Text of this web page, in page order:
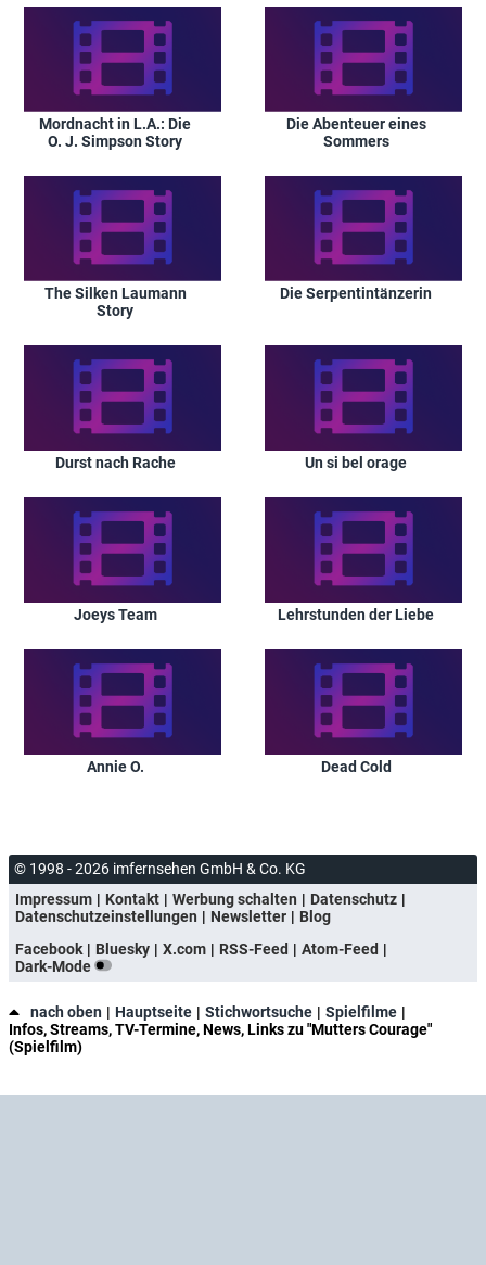
Mordnacht in L.A.: Die
O. J. Simpson Story
Die Abenteuer eines
Sommers
The Silken Laumann
Story
Die Serpentintänzerin
Durst nach Rache Un si bel orage
Joeys Team Lehrstunden der Liebe
Annie O. Dead Cold
© 1998 - 2026 imfernsehen GmbH & Co. KG
Impressum
Kontakt Werbung schalten
Datenschutz
Datenschutzeinstellungen
Newsletter
Blog
Facebook
Bluesky X.com RSS-Feed
Atom-Feed
Dark-Mode
nach oben Hauptseite Stichwortsuche
Spielfilme
Infos, Streams, TV-Termine, News, Links zu "Mutters Courage"
(Spielfilm)